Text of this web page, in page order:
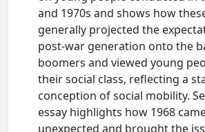
and 1970s and shows how
generally projected the
post-war generation onto the
boomers and viewed young
their social class, reflecting a
conception of social mobility.
essay highlights how 1968
unexpected and brought the